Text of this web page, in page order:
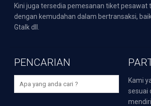
Kini juga tersedia pemesanan tiket
dengan kemudahan dalam bertransaksi,
Gtalk dll.
PENCARIAN
Kami
sesuai